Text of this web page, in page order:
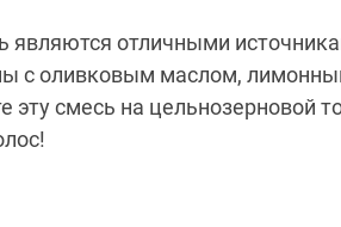
являются отличными
с оливковым маслом,
эту смесь на цельнозерновой